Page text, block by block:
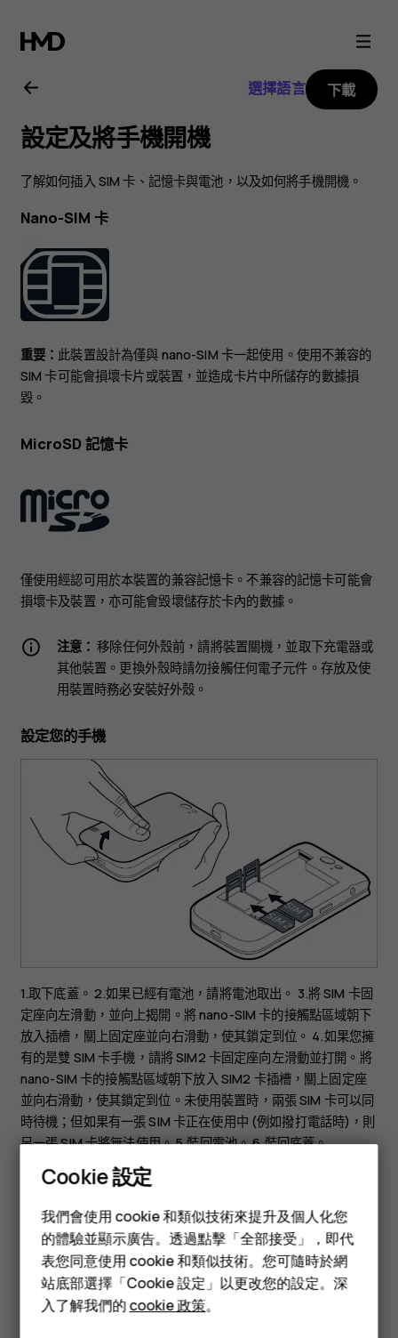
Nokia
2720
用
戶
指
南
智慧型手機
功能型手機
配件
平板電腦
選擇語言 下載
設定及將手機開機
了解如何插入 SIM 卡、記憶卡與電池，以及如何將手機開機。
Nano-SIM 卡
重要： 此裝置設計為僅與 nano-SIM 卡一起使用。使用不兼容的
SIM 卡可能會損壞卡片或裝置，並造成卡片中所儲存的數據損
毀。
MicroSD 記憶卡
僅使用經認可用於本裝置的兼容記憶卡。不兼容的記憶卡可能會
損壞卡及裝置，亦可能會毀壞儲存於卡內的數據。
注意： 移除任何外殼前，請將裝置關機，並取下充電器或
其他裝置。更換外殼時請勿接觸任何電子元件。存放及使
用裝置時務必安裝好外殼。
設定您的手機
1.取下底蓋。 2.如果已經有電池，請將電池取出。 3.將 SIM 卡固
定座向左滑動，並向上揭開。將 nano-SIM 卡的接觸點區域朝下
放入插槽，關上固定座並向右滑動，使其鎖定到位。 4.如果您擁
有的是雙 SIM 卡手機，請將 SIM2 卡固定座向左滑動並打開。將
nano-SIM 卡的接觸點區域朝下放入 SIM2 卡插槽，關上固定座
並向右滑動，使其鎖定到位。未使用裝置時，兩張 SIM 卡可以同
時待機；但如果有一張 SIM 卡正在使用中 (例如撥打電話時)，則
另一張 SIM 卡將無法使用。 5.裝回電池。 6.裝回底蓋。
插入記憶卡
Cookie 設定
我們會使用 cookie 和類似技術來提升及個人化您
的體驗並顯示廣告。透過點擊「全部接受」，即代
表您同意使用 cookie 和類似技術。您可隨時於網
站底部選擇「Cookie 設定」以更改您的設定。深
入了解我們的cookie 政策。